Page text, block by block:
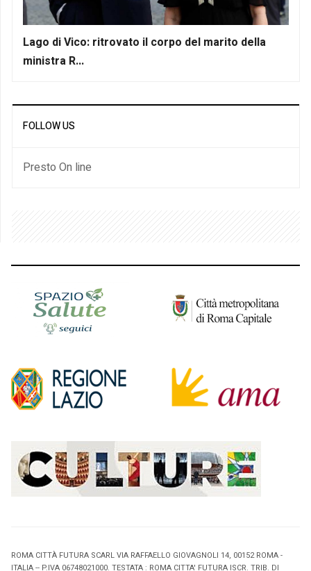
Lago di Vico: ritrovato il corpo del marito della
ministra R...
FOLLOW US
Presto On line
ROMA CITTÀ FUTURA SCARL VIA RAFFAELLO GIOVAGNOLI 14, 00152 ROMA -
ITALIA -- P.IVA 06748021000. TESTATA : ROMA CITTA' FUTURA ISCR. TRIB. DI